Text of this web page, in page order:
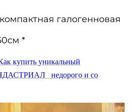
галогенновая
*
купить уникальный
недорого и со